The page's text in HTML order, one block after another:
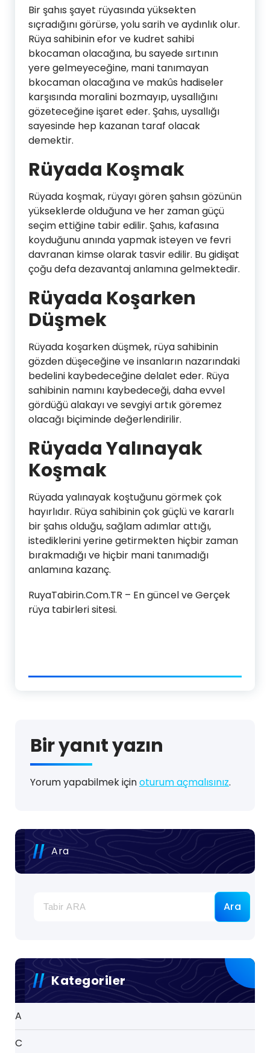
Bir şahıs şayet rüyasında yüksekten
sıçradığını görürse, yolu sarih ve aydınlık olur.
Rüya sahibinin efor ve kudret sahibi
bkocaman olacağına, bu sayede sırtının
yere gelmeyeceğine, mani tanımayan
bkocaman olacağına ve makûs hadiseler
karşısında moralini bozmayıp, uysallığını
gözeteceğine işaret eder. Şahıs, uysallığı
sayesinde hep kazanan taraf olacak
demektir.
Rüyada Koşmak
Rüyada koşmak, rüyayı gören şahsın gözünün
yükseklerde olduğuna ve her zaman güçü
seçim ettiğine tabir edilir. Şahıs, kafasına
koyduğunu anında yapmak isteyen ve fevri
davranan kimse olarak tasvir edilir. Bu gidişat
çoğu defa dezavantaj anlamına gelmektedir.
Rüyada Koşarken
Düşmek
Rüyada koşarken düşmek, rüya sahibinin
gözden düşeceğine ve insanların nazarındaki
bedelini kaybedeceğine delalet eder. Rüya
sahibinin namını kaybedeceği, daha evvel
gördüğü alakayı ve sevgiyi artık göremez
olacağı biçiminde değerlendirilir.
Rüyada Yalınayak
Koşmak
Rüyada yalınayak koştuğunu görmek çok
hayırlıdır. Rüya sahibinin çok güçlü ve kararlı
bir şahıs olduğu, sağlam adımlar attığı,
istediklerini yerine getirmekten hiçbir zaman
bırakmadığı ve hiçbir mani tanımadığı
anlamına kazanç.
RuyaTabirin.Com.TR – En güncel ve Gerçek
rüya tabirleri sitesi.
Bir yanıt yazın
Yorum yapabilmek içinoturum açmalısınız.
Ara
Ara
Kategoriler
A
C